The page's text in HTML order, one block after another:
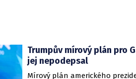
Trumpův mírový plán pro
jej nepodepsal
Mírový plán amerického